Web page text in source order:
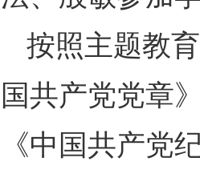
按照主题教
国共产党党章
《中国共产党